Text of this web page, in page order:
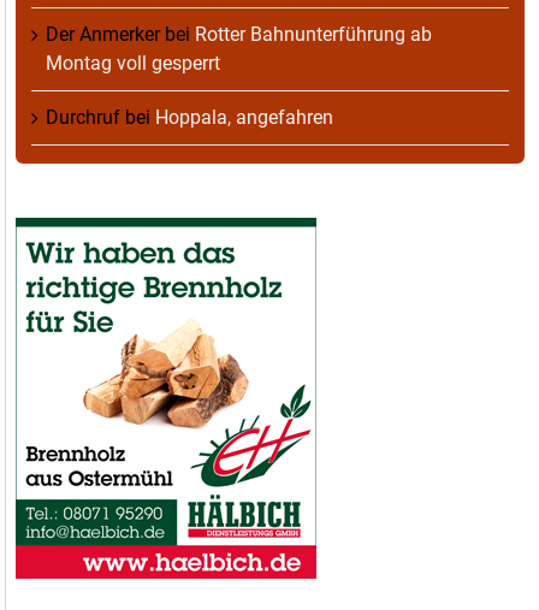
Der Anmerkerbei Rotter Bahnunterführung ab
Montag voll gesperrt
Durchruf bei Hoppala, angefahren